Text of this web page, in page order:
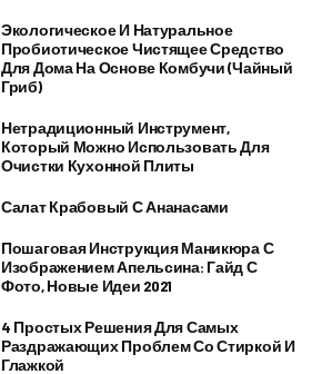
Экологическое И Натуральное
Пробиотическое Чистящее Средство
Для Дома На Основе Комбучи (чайный
Гриб)
Нетрадиционный Инструмент,
Который Можно Использовать Для
Очистки Кухонной Плиты
Салат Крабовый С Ананасами
Пошаговая Инструкция Маникюра С
Изображением Апельсина: Гайд С
Фото, Новые Идеи 2021
4 Простых Решения Для Самых
Раздражающих Проблем Со Стиркой И
Глажкой